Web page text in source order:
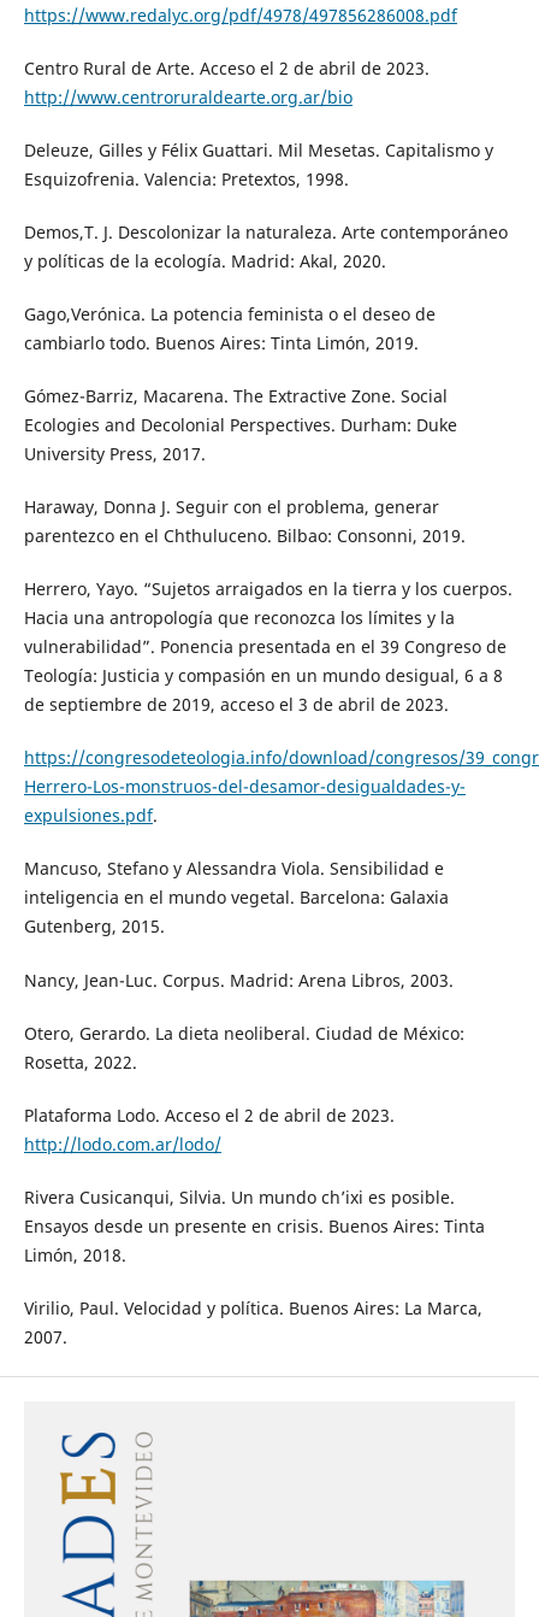
https://www.redalyc.org/pdf/4978/497856286008.pdf
Centro Rural de Arte. Acceso el 2 de abril de 2023.
http://www.centroruraldearte.org.ar/bio
Deleuze, Gilles y Félix Guattari. Mil Mesetas. Capitalismo y
Esquizofrenia. Valencia: Pretextos, 1998.
Demos,T. J. Descolonizar la naturaleza. Arte contemporáneo
y políticas de la ecología. Madrid: Akal, 2020.
Gago,Verónica. La potencia feminista o el deseo de
cambiarlo todo. Buenos Aires: Tinta Limón, 2019.
Gómez-Barriz, Macarena. The Extractive Zone. Social
Ecologies and Decolonial Perspectives. Durham: Duke
University Press, 2017.
Haraway, Donna J. Seguir con el problema, generar
parentezco en el Chthuluceno. Bilbao: Consonni, 2019.
Herrero, Yayo. “Sujetos arraigados en la tierra y los cuerpos.
Hacia una antropología que reconozca los límites y la
vulnerabilidad”. Ponencia presentada en el 39 Congreso de
Teología: Justicia y compasión en un mundo desigual, 6 a 8
de septiembre de 2019, acceso el 3 de abril de 2023.
https://congresodeteologia.info/download/congresos/
Herrero-Los-monstruos-del-desamor-desigualdades-y-
expulsiones.pdf.
Mancuso, Stefano y Alessandra Viola. Sensibilidad e
inteligencia en el mundo vegetal. Barcelona: Galaxia
Gutenberg, 2015.
Nancy, Jean-Luc. Corpus. Madrid: Arena Libros, 2003.
Otero, Gerardo. La dieta neoliberal. Ciudad de México:
Rosetta, 2022.
Plataforma Lodo. Acceso el 2 de abril de 2023.
http://lodo.com.ar/lodo/
Rivera Cusicanqui, Silvia. Un mundo ch’ixi es posible.
Ensayos desde un presente en crisis. Buenos Aires: Tinta
Limón, 2018.
Virilio, Paul. Velocidad y política. Buenos Aires: La Marca,
2007.